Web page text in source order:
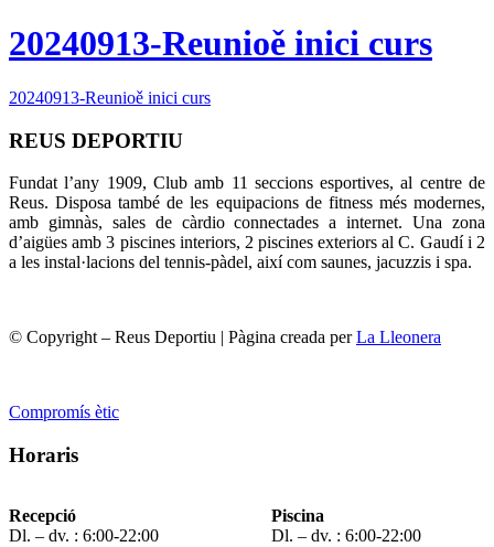
20240913-Reunioě inici curs
20240913-Reunioě inici curs
REUS DEPORTIU
Fundat l’any 1909, Club amb 11 seccions esportives, al centre de
Reus. Disposa també de les equipacions de fitness més modernes,
amb gimnàs, sales de càrdio connectades a internet. Una zona
d’aigües amb 3 piscines interiors, 2 piscines exteriors al C. Gaudí i 2
a les instal·lacions del tennis-pàdel, així com saunes, jacuzzis i spa.
© Copyright – Reus Deportiu | Pàgina creada perLa Lleonera
Compromís ètic
Horaris
Recepció
Dl. – dv. : 6:00-22:00
Piscina
Dl. – dv. : 6:00-22:00